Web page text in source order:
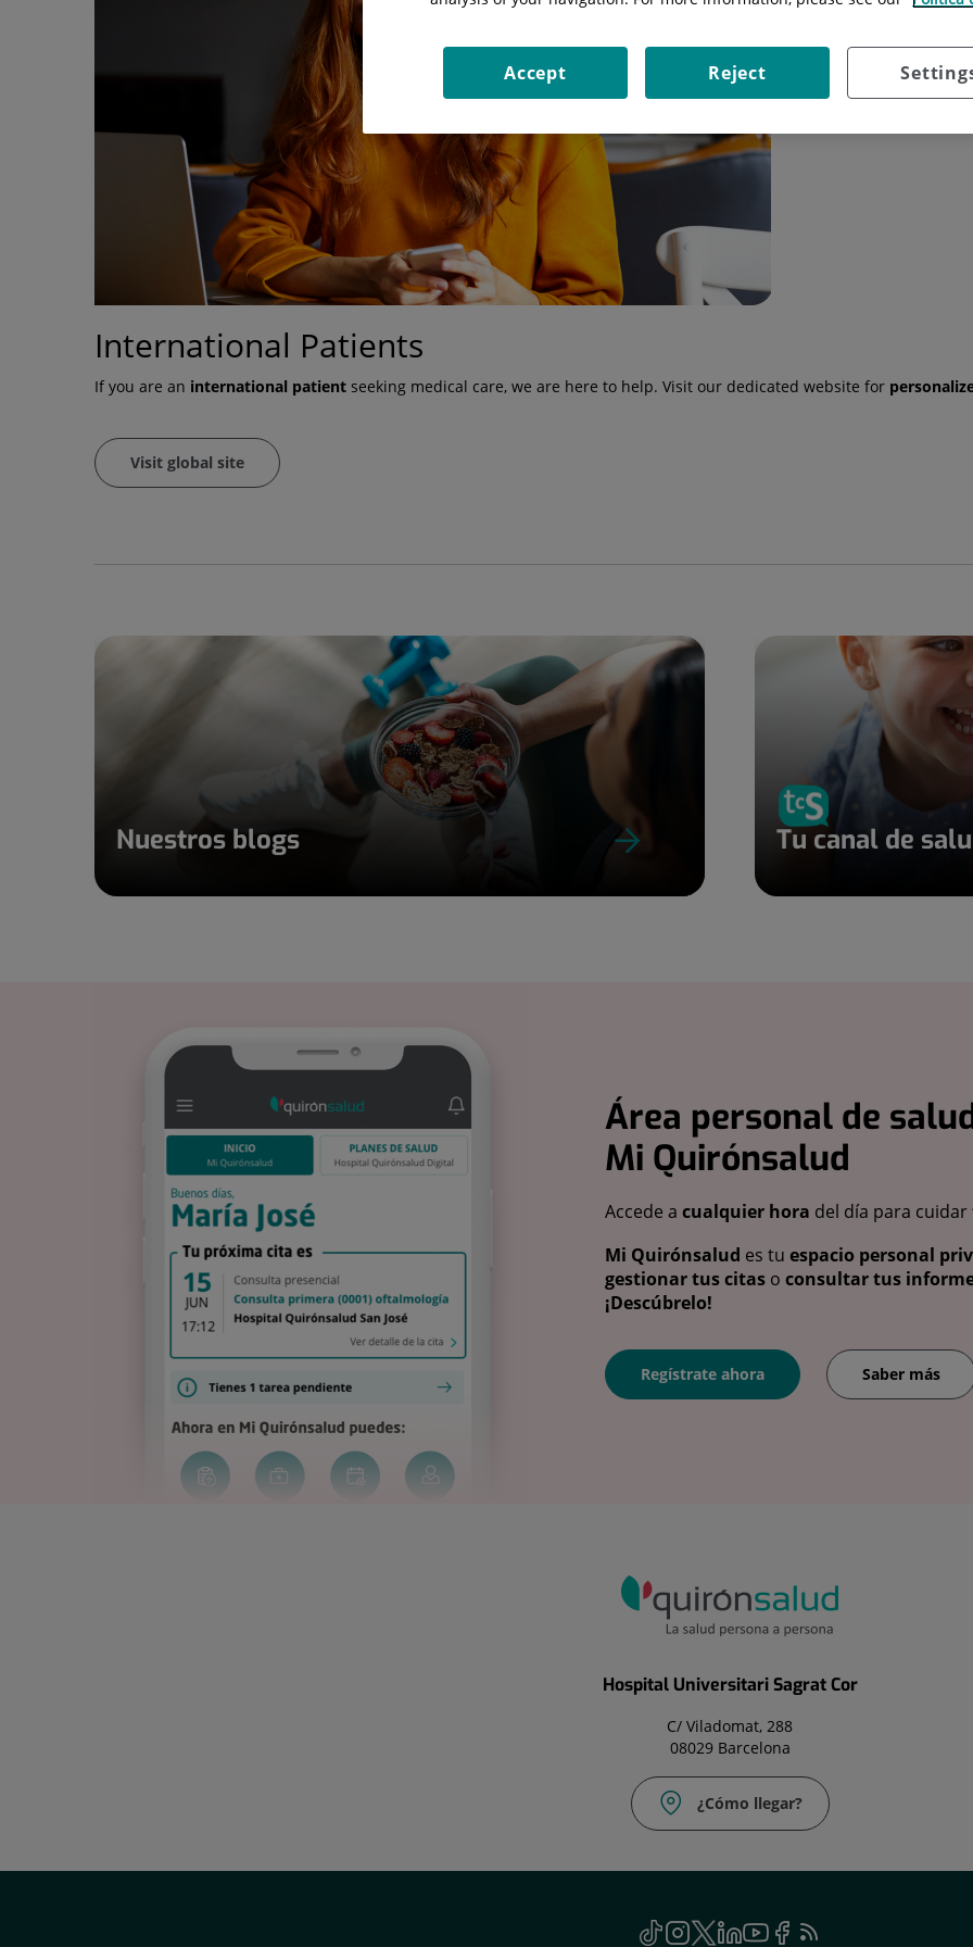
International Patients
If you are an international patient seeking medical care, we are here to help. Visit our dedicated website for
Visit global site
Nuestros blogs Tu canal de
Área personal de
Mi Quirónsalud
Accede a cualquier hora del día para cuidar
Mi Quirónsalud es tu espacio personal
gestionar tus citas o consultar tus
¡Descúbrelo!
Regístrate ahora Saber más
Hospital Universitari Sagrat Cor
C/ Viladomat, 288
08029 Barcelona
¿Cómo llegar?
TikTok
EsteInstagram
EsteTwitter
EsteLinkedin
EsteYoutube
EsteFacebook
Este Feed
Este
Reject
Accept